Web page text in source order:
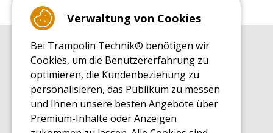
EINKAUFSRATGEBER
Einkaufsratgeber
MONTAGE RATGEBER
Montagehinweise für ein Freizeit Trampolin
PFLEGERATGEBER
Pflegeratgeber für Ihr Freizeit Trampolin
Verwaltung von Cookies
Bei Trampolin Technik® benötigen wir
Cookies, um die Benutzererfahrung zu
optimieren, die Kundenbeziehung zu
personalisieren, das Publikum zu messen
und Ihnen unsere besten Angebote über
Premium-Inhalte oder Anzeigen